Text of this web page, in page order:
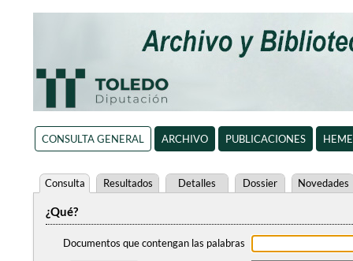
CONSULTA GENERAL ARCHIVO PUBLICACIONES
Consulta Resultados Detalles Dossier Novedades
¿Qué?
Documentos que contengan las palabras